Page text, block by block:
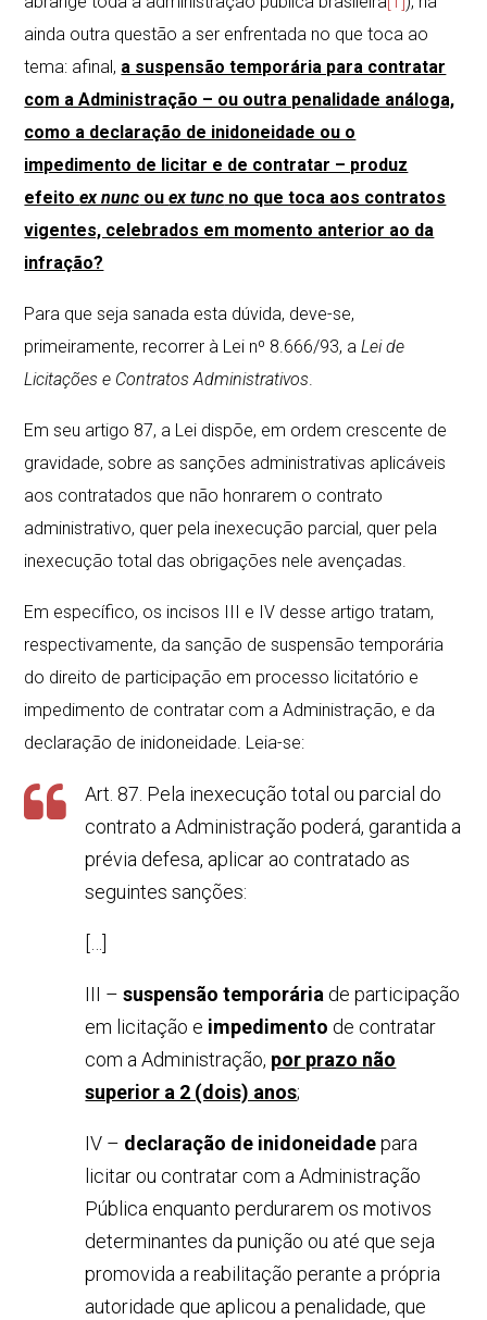
ainda outra questão a ser enfrentada no que toca ao
tema: afinal, a suspensão temporária para contratar
com a Administração – ou outra penalidade análoga,
como a declaração de inidoneidade ou o
impedimento de licitar e de contratar – produz
efeitoex nunc ouex tunc no que toca aos contratos
vigentes, celebrados em momento anterior ao da
infração?
Para que seja sanada esta dúvida, deve-se,
primeiramente, recorrer à Lei nº 8.666/93, aLei de
Licitações e Contratos Administrativos.
Em seu artigo 87, a Lei dispõe, em ordem crescente de
gravidade, sobre as sanções administrativas aplicáveis
aos contratados que não honrarem o contrato
administrativo, quer pela inexecução parcial, quer pela
inexecução total das obrigações nele avençadas.
Em específico, os incisos III e IV desse artigo tratam,
respectivamente, da sanção de suspensão temporária
do direito de participação em processo licitatório e
impedimento de contratar com a Administração, e da
declaração de inidoneidade. Leia-se:
Art. 87. Pela inexecução total ou parcial do
contrato a Administração poderá, garantida a
prévia defesa, aplicar ao contratado as
seguintes sanções:
III –suspensão temporária de participação
em licitação e impedimento de contratar
com a Administração, por prazo não
superior a 2 (dois) anos;
IV – declaração de inidoneidadepara
licitar ou contratar com a Administração
Pública enquanto perdurarem os motivos
determinantes da punição ou até que seja
promovida a reabilitação perante a própria
autoridade que aplicou a penalidade, que